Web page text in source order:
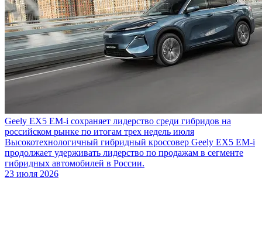
Geely EX5 EM-i сохраняет лидерство среди гибридов на
российском рынке по итогам трех недель июля
Высокотехнологичный гибридный кроссовер Geely EX5 EM-i
продолжает удерживать лидерство по продажам в сегменте
гибридных автомобилей в России.
23 июля 2026